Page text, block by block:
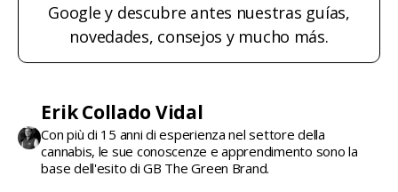
Google y descubre antes nuestras guías,
novedades, consejos y mucho más.
Erik Collado Vidal
Con più di 15 anni di esperienza nel settore della
cannabis, le sue conoscenze e apprendimento sono la
base dell'esito di GB The Green Brand.